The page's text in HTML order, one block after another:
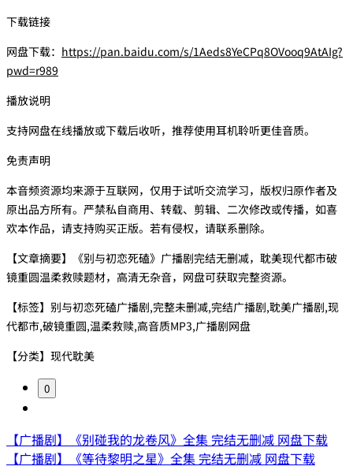
下载链接
网盘下载： https://pan.baidu.com/s/1Aeds8YeCPq8OVooq9AtAIg?
pwd=r989
播放说明
支持网盘在线播放或下载后收听，推荐使用耳机聆听更佳音质。
免责声明
本音频资源均来源于互联网，仅用于试听交流学习，版权归原作者及
原出品方所有。严禁私自商用、转载、剪辑、二次修改或传播，如喜
欢本作品，请支持购买正版。若有侵权，请联系删除。
【文章摘要】《别与初恋死磕》广播剧完结无删减，耽美现代都市破
镜重圆温柔救赎题材，高清无杂音，网盘可获取完整资源。
【标签】别与初恋死磕广播剧,完整未删减,完结广播剧,耽美广播剧,现
代都市,破镜重圆,温柔救赎,高音质MP3,广播剧网盘
【分类】现代耽美
0
【广播剧】《别碰我的龙卷风》全集 完结无删减 网盘下载
【广播剧】《等待黎明之星》全集 完结无删减 网盘下载